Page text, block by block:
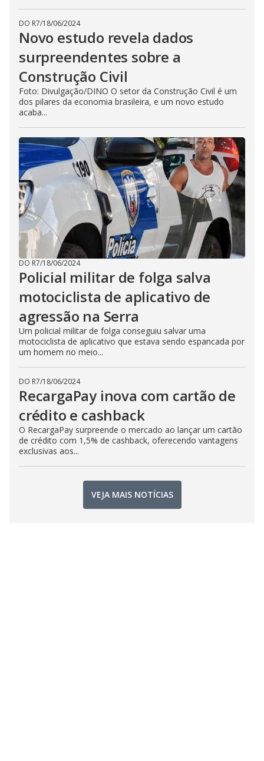
DO R7/18/06/2024
Novo estudo revela dados
surpreendentes sobre a
Construção Civil
Foto: Divulgação/DINO O setor da Construção Civil é um
dos pilares da economia brasileira, e um novo estudo
acaba...
DO R7/18/06/2024
Policial militar de folga salva
motociclista de aplicativo de
agressão na Serra
Um policial militar de folga conseguiu salvar uma
motociclista de aplicativo que estava sendo espancada por
um homem no meio...
DO R7/18/06/2024
RecargaPay inova com cartão de
crédito e cashback
O RecargaPay surpreende o mercado ao lançar um cartão
de crédito com 1,5% de cashback, oferecendo vantagens
exclusivas aos...
VEJA MAIS NOTÍCIAS